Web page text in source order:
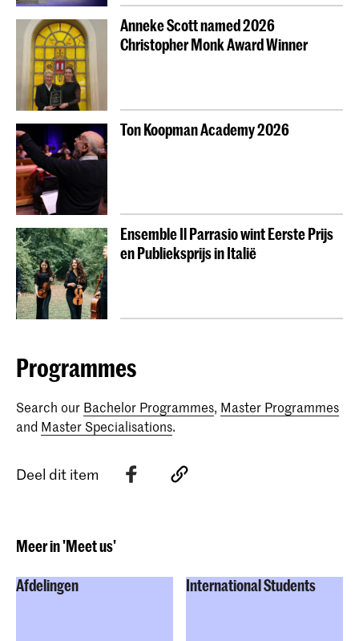
Anneke Scott named 2026
Christopher Monk Award Winner
Ton Koopman Academy 2026
Ensemble Il Parrasio wint Eerste Prijs
en Publieksprijs in Italië
Programmes
Search our Bachelor Programmes, Master Programmes
and Master Specialisations.
Deel dit item
Meer in 'Meet us'
Afdelingen International Students